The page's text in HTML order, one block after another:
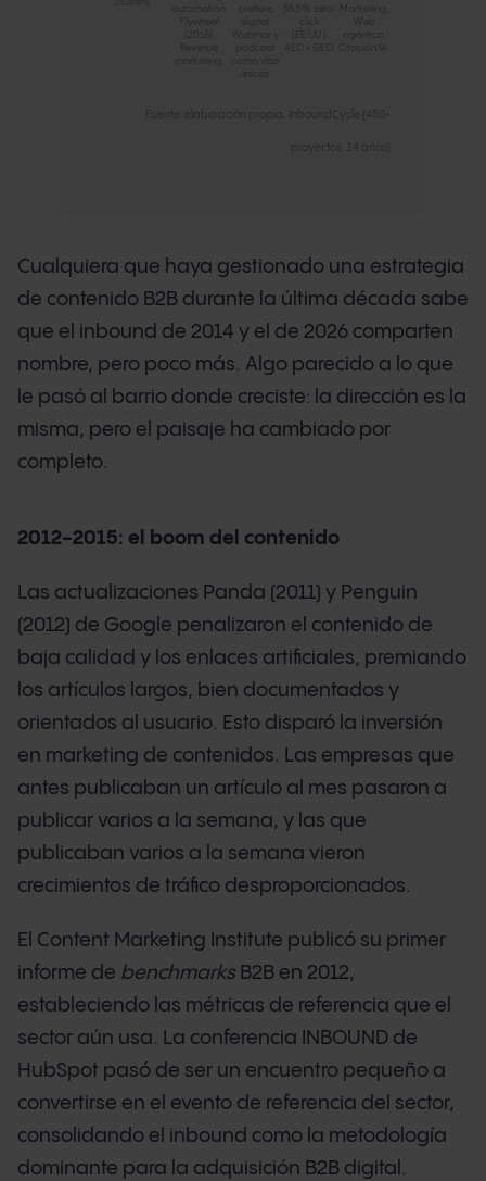
Cualquiera que haya gestionado una estrategia
de contenido B2B durante la última década sabe
que el inbound de 2014 y el de 2026 comparten
nombre, pero poco más. Algo parecido a lo que
le pasó al barrio donde creciste: la dirección es la
misma, pero el paisaje ha cambiado por
completo.
2012-2015: el boom del contenido
Las actualizaciones Panda (2011) y Penguin
(2012) de Google penalizaron el contenido de
baja calidad y los enlaces artificiales, premiando
los artículos largos, bien documentados y
orientados al usuario. Esto disparó la inversión
en marketing de contenidos. Las empresas que
antes publicaban un artículo al mes pasaron a
publicar varios a la semana, y las que
publicaban varios a la semana vieron
crecimientos de tráfico desproporcionados.
El Content Marketing Institute publicó su primer
informe de benchmarksB2B en 2012,
estableciendo las métricas de referencia que el
sector aún usa. La conferencia INBOUND de
HubSpot pasó de ser un encuentro pequeño a
convertirse en el evento de referencia del sector,
consolidando el inbound como la metodología
dominante para la adquisición B2B digital.